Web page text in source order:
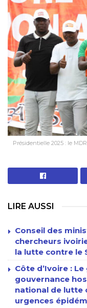
Présidentielle 2025 : le
LIRE AUSSI
Conseil des
chercheurs
la lutte contre le
Côte d’Ivoire :
gouvernance
national de lutte
urgences